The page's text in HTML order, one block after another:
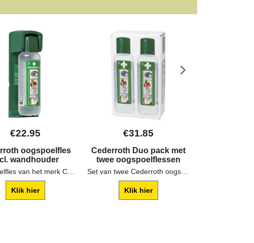
€22.95
oogspoelfles
wandhouder
Klik hier
€31.85
Cederroth Duo pack met
twee oogspoelflessen
Set van twee Cederroth oogspoelflessen met inhoud 500ml.
Klik hier